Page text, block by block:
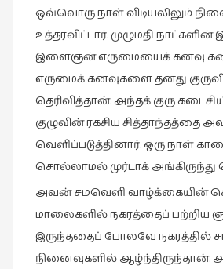
நாடகம்
நாவல்கள்
நாவல்கள்
நினைவுகுறிப்பு
நுண்கலை
நுண்கலை
ஒவ்வொருநாள்விடியலிலும்
உத்தரவிட்டார்.முழுமதிநாட்களின்
இளைஞன்எருமையைக்கனவு
எருமைக்கனவுகளைதனது
தெரிவித்தான்.அந்தக்குரு
குழுவின்ரகசியசித்தாந்தத்தை
வெளிப்படுத்தினார்.ஒருநாள்
சொல்லாமல்முர்டாக்அங்கிருந்து
அவன்சமவெளிவாழ்க்கையின்
மாலைகளில்நகரத்தைப்பற்றிய
இருந்ததைப் போலவேநகரத்தில்
நினைவுகளில்ஆழ்ந்திருந்தான்.